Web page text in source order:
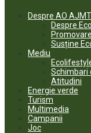
Despre AO
Despre
Promovare
Susține
Mediu
Schimbari
Atitudini
Energie verde
Turism
Multimedia
Campanii
Joc